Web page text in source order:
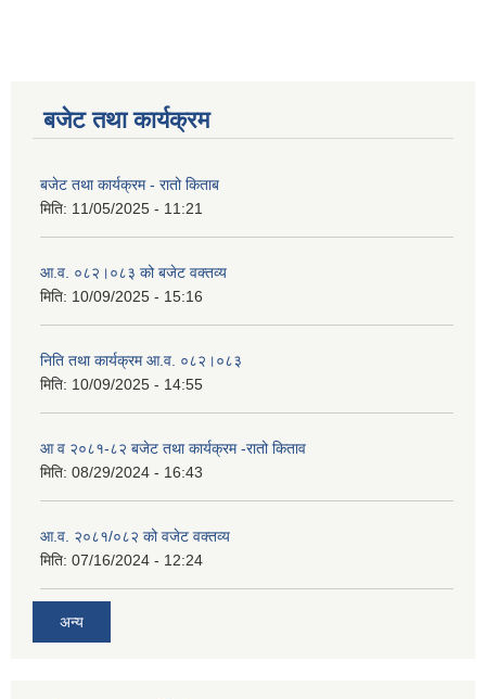
बजेट तथा कार्यक्रम
बजेट तथा कार्यक्रम - रातो किताब
मिति: 11/05/2025 - 11:21
आ.व. ०८२।०८३ को बजेट वक्तव्य
मिति: 10/09/2025 - 15:16
निति तथा कार्यक्रम आ.व. ०८२।०८३
मिति: 10/09/2025 - 14:55
आ व २०८१-८२ बजेट तथा कार्यक्रम -रातो किताव
मिति: 08/29/2024 - 16:43
आ.व. २०८१/०८२ को वजेट वक्तव्य
मिति: 07/16/2024 - 12:24
अन्य